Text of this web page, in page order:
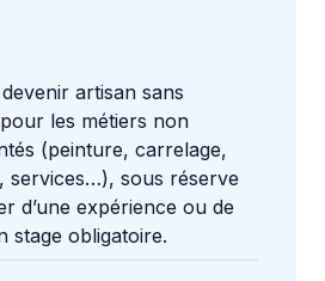
artisan sans
les métiers non
(peinture, carrelage,
services…), sous réserve
d’une expérience ou de
stage obligatoire.